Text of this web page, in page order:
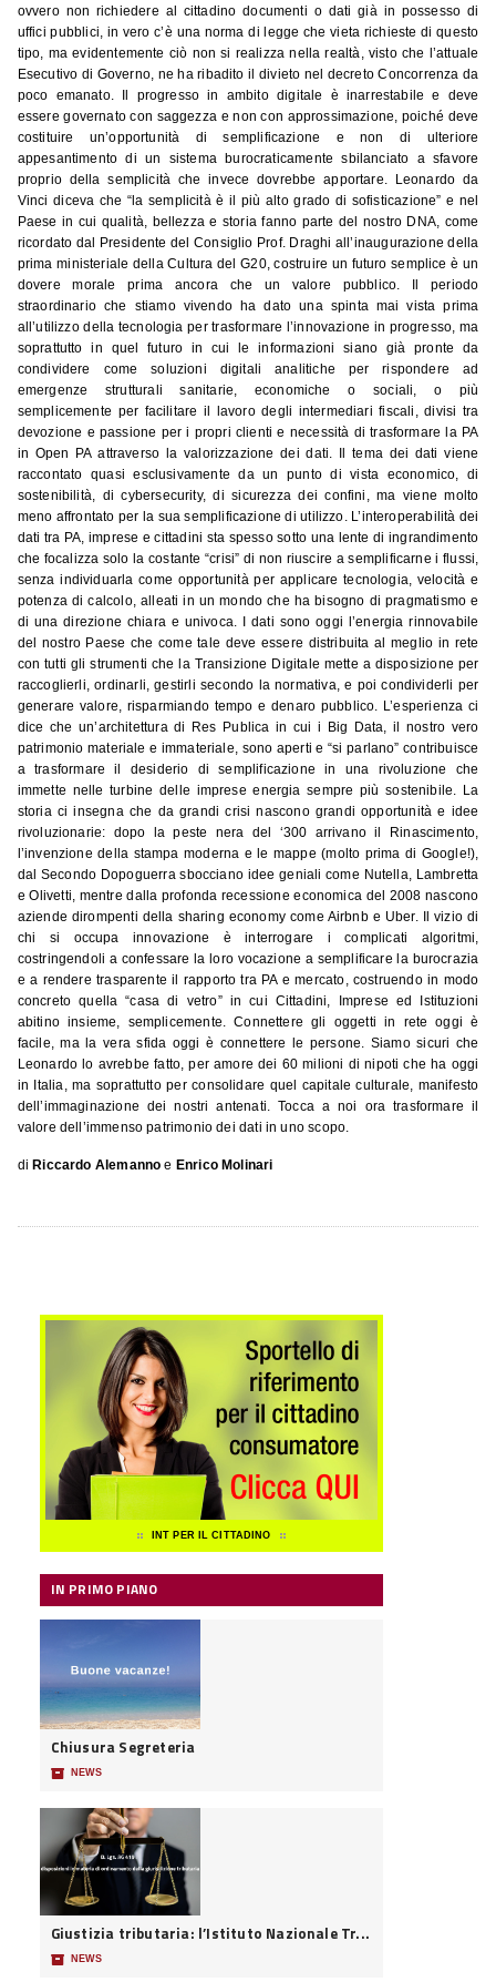
ovvero non richiedere al cittadino documenti o dati già in possesso di
uffici pubblici, in vero c’è una norma di legge che vieta richieste di questo
tipo, ma evidentemente ciò non si realizza nella realtà, visto che l’attuale
Esecutivo di Governo, ne ha ribadito il divieto nel decreto Concorrenza da
poco emanato. Il progresso in ambito digitale è inarrestabile e deve
essere governato con saggezza e non con approssimazione, poiché deve
costituire un’opportunità di semplificazione e non di ulteriore
appesantimento di un sistema burocraticamente sbilanciato a sfavore
proprio della semplicità che invece dovrebbe apportare. Leonardo da
Vinci diceva che “la semplicità è il più alto grado di sofisticazione” e nel
Paese in cui qualità, bellezza e storia fanno parte del nostro DNA, come
ricordato dal Presidente del Consiglio Prof. Draghi all’inaugurazione della
prima ministeriale della Cultura del G20, costruire un futuro semplice è un
dovere morale prima ancora che un valore pubblico. Il periodo
straordinario che stiamo vivendo ha dato una spinta mai vista prima
all’utilizzo della tecnologia per trasformare l’innovazione in progresso, ma
soprattutto in quel futuro in cui le informazioni siano già pronte da
condividere come soluzioni digitali analitiche per rispondere ad
emergenze strutturali sanitarie, economiche o sociali, o più
semplicemente per facilitare il lavoro degli intermediari fiscali, divisi tra
devozione e passione per i propri clienti e necessità di trasformare la PA
in Open PA attraverso la valorizzazione dei dati. Il tema dei dati viene
raccontato quasi esclusivamente da un punto di vista economico, di
sostenibilità, di cybersecurity, di sicurezza dei confini, ma viene molto
meno affrontato per la sua semplificazione di utilizzo. L’interoperabilità dei
dati tra PA, imprese e cittadini sta spesso sotto una lente di ingrandimento
che focalizza solo la costante “crisi” di non riuscire a semplificarne i flussi,
senza individuarla come opportunità per applicare tecnologia, velocità e
potenza di calcolo, alleati in un mondo che ha bisogno di pragmatismo e
di una direzione chiara e univoca. I dati sono oggi l’energia rinnovabile
del nostro Paese che come tale deve essere distribuita al meglio in rete
con tutti gli strumenti che la Transizione Digitale mette a disposizione per
raccoglierli, ordinarli, gestirli secondo la normativa, e poi condividerli per
generare valore, risparmiando tempo e denaro pubblico. L’esperienza ci
dice che un’architettura di Res Publica in cui i Big Data, il nostro vero
patrimonio materiale e immateriale, sono aperti e “si parlano” contribuisce
a trasformare il desiderio di semplificazione in una rivoluzione che
immette nelle turbine delle imprese energia sempre più sostenibile. La
storia ci insegna che da grandi crisi nascono grandi opportunità e idee
rivoluzionarie: dopo la peste nera del ‘300 arrivano il Rinascimento,
l’invenzione della stampa moderna e le mappe (molto prima di Google!),
dal Secondo Dopoguerra sbocciano idee geniali come Nutella, Lambretta
e Olivetti, mentre dalla profonda recessione economica del 2008 nascono
aziende dirompenti della sharing economy come Airbnb e Uber. Il vizio di
chi si occupa innovazione è interrogare i complicati algoritmi,
costringendoli a confessare la loro vocazione a semplificare la burocrazia
e a rendere trasparente il rapporto tra PA e mercato, costruendo in modo
concreto quella “casa di vetro” in cui Cittadini, Imprese ed Istituzioni
abitino insieme, semplicemente. Connettere gli oggetti in rete oggi è
facile, ma la vera sfida oggi è connettere le persone. Siamo sicuri che
Leonardo lo avrebbe fatto, per amore dei 60 milioni di nipoti che ha oggi
in Italia, ma soprattutto per consolidare quel capitale culturale, manifesto
dell’immaginazione dei nostri antenati. Tocca a noi ora trasformare il
valore dell’immenso patrimonio dei dati in uno scopo.
diRiccardo Alemanno e Enrico Molinari
INT PER IL CITTADINO
IN PRIMO PIANO
Chiusura Segreteria
📦 NEWS
Giustizia tributaria: l’Istituto Nazionale Tr...
📦 NEWS